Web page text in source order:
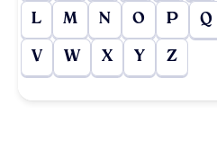
L M N O P Q
V W X Y Z